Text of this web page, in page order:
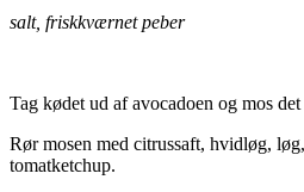
salt, friskkværnet peber
Tag kødet ud af avocadoen og mos
Rør mosen med citrussaft, hvidløg,
tomatketchup.